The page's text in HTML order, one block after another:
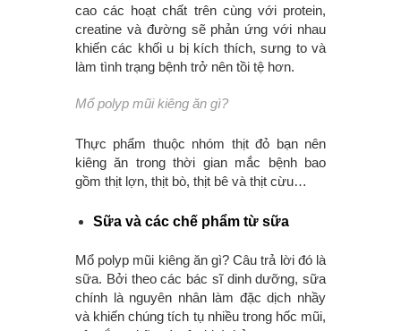
cao các hoạt chất trên cùng với protein,
creatine và đường sẽ phản ứng với nhau
khiến các khối u bị kích thích, sưng to và
làm tình trạng bệnh trở nên tồi tệ hơn.
Mổ polyp mũi kiêng ăn gì?
Thực phẩm thuộc nhóm thịt đỏ bạn nên
kiêng ăn trong thời gian mắc bệnh bao
gồm thịt lợn, thịt bò, thịt bê và thịt cừu…
Sữa và các chế phẩm từ sữa
Mổ polyp mũi kiêng ăn gì? Câu trả lời đó là
sữa. Bởi theo các bác sĩ dinh dưỡng, sữa
chính là nguyên nhân làm đặc dịch nhầy
và khiến chúng tích tụ nhiều trong hốc mũi,